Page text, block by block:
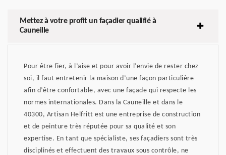
Mettez à votre profit un façadier qualifié à
Cauneille
Pour être fier, à l’aise et pour avoir l’envie de rester chez
soi, il faut entretenir la maison d’une façon particulière
afin d’être confortable, avec une façade qui respecte les
normes internationales. Dans la Cauneille et dans le
40300, Artisan Helfritt est une entreprise de construction
et de peinture très réputée pour sa qualité et son
expertise. En tant que spécialiste, ses façadiers sont très
disciplinés et effectuent des travaux sous contrôle, ne